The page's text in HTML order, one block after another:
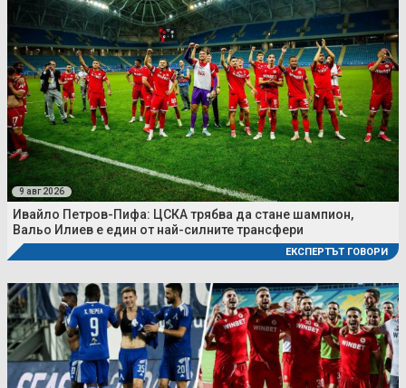
9 авг 2026
Ивайло Петров-Пифа: ЦСКА трябва да стане шампион,
Вальо Илиев е един от най-силните трансфери
ЕКСПЕРТЪТ ГОВОРИ